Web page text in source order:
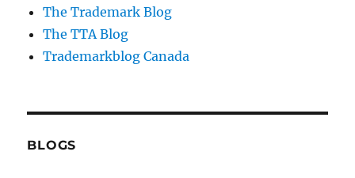
The Trademark Blog
The TTA Blog
Trademarkblog Canada
BLOGS